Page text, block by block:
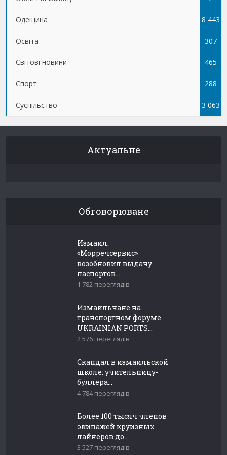
Одещина 8 443
Освіта 307
Світові новини 465
Спорт 288
Суспільство 3 063
Актуальне
Обговорюване
Измаил:
«Морречсервис»
возобновил выдачу
паспортов...
1 782 переглядів
Измаильчане на
транспортном форуме
UKRAINIAN PORTS...
2 576 переглядів
Скандал в измаильской
школе: учительницу-
буллера...
4 784 переглядів
Более 100 тысяч членов
экипажей круизных
лайнеров до...
3 527 переглядів